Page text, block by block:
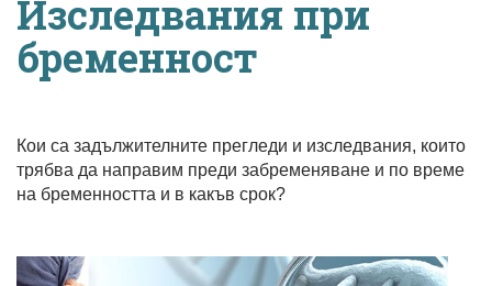
Изследвания при
бременност
Кои са задължителните прегледи и изследвания, които
трябва да направим преди забременяване и по време
на бременността и в какъв срок?